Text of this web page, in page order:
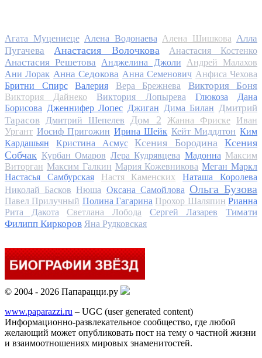
Агата Муцениеце Алена Водонаева Алена Шишкова Алла
Пугачева
Анастасия Волочкова Анастасия Костенко
Анастасия Решетова Анджелина Джоли
Андрей Малахов
Ани Лорак Анна Седокова Анна Семенович Анфиса Чехова
Бритни Спирс
Валерия Вера Брежнева Виктория Боня
Виктория Дайнеко Виктория Лопырева Глюкоза
Дана
Борисова Дженнифер Лопес Джиган Дима Билан
Дмитрий
Тарасов
Дмитрий Шепелев Дом 2 Жанна Фриске
Иван
Ургант Иосиф Пригожин Ирина Шейк Кейт Миддлтон Ким
Кардашьян
Кристина Асмус Ксения Бородина
Ксения
Собчак Курбан Омаров Лера Кудрявцева Мадонна Максим
Виторган Максим Галкин Мария Кожевникова Меган Маркл
Настасья Самбурская
Настя Каменских
Наташа Королева
Николай Басков Нюша Оксана Самойлова Ольга Бузова
Павел Прилучный Полина Гагарина Прохор Шаляпин Рианна
Рита Дакота
Светлана Лобода Сергей Лазарев
Тимати
Филипп Киркоров Яна Рудковская
© 2004 - 2026 Папарацци.ру
www.paparazzi.ru – UGC (user generated content)
Информационно-развлекательное сообщество, где любой
желающий может опубликовать пост на тему о частной жизни
и взаимоотношениях мировых знаменитостей.